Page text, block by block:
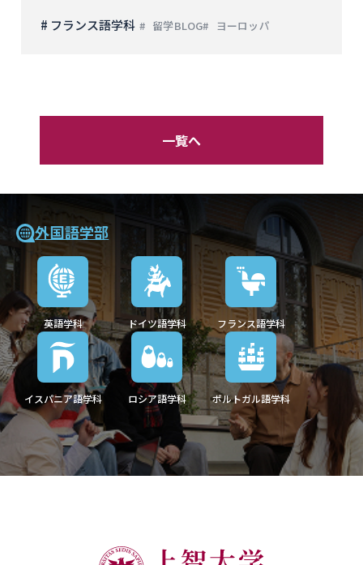
# フランス語学科 留学BLOG ヨーロッパ
一覧へ
外国語学部
英語学科 ドイツ語学科 フランス語学科
イスパニア語学科 ロシア語学科 ポルトガル語学科